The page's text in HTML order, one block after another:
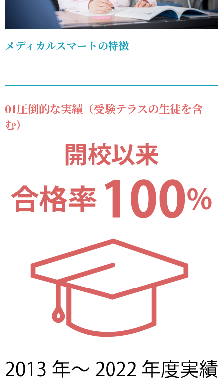
験テ
ラス
む）
い理
由
大選
い理
メディカルスマートの特徴
01圧倒的な実績（受験テラスの生徒を含
む）